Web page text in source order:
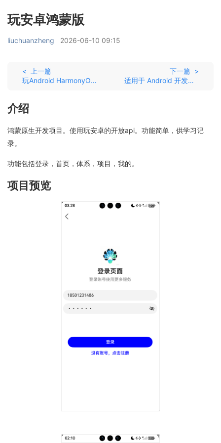
玩安卓鸿蒙版
liuchuanzheng 2026-06-10 09:15
< 上一篇
玩Android HarmonyOS 版
下一篇 >
适用于 Android 开发的桌面工具，支持 Windows、Mac 和 Linux :tada:
介绍
鸿蒙原生开发项目。使用玩安卓的开放api。功能简单，供学习记
录。
功能包括登录，首页，体系，项目，我的。
项目预览